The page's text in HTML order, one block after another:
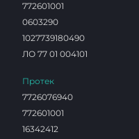
772601001
0603290
1027739180490
ЛО 77 01 004101
Протек
7726076940
772601001
16342412